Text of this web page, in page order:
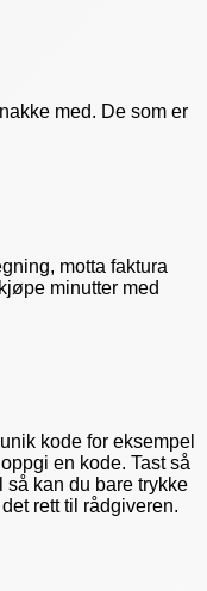
med. De som er
motta faktura
minutter med
kode for eksempel
en kode. Tast så
så kan du bare trykke
rett til rådgiveren.